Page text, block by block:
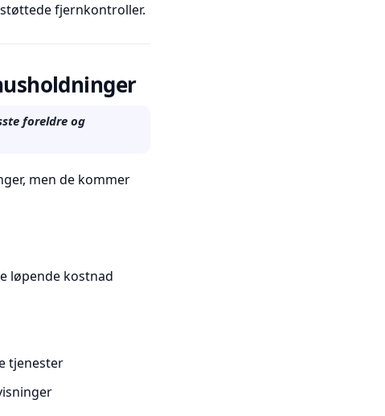
fjernkontroller.
foreldre og
men de kommer
løpende kostnad
tjenester